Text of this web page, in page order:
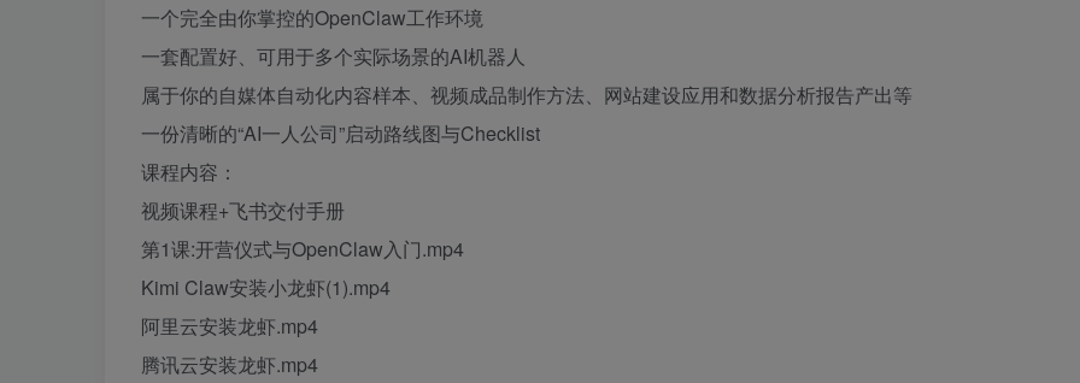
一个完全由你掌控的OpenClaw工作环境
一套配置好、可用于多个实际场景的AI机器人
属于你的自媒体自动化内容样本、视频成品制作方法、网站建设应用和数据分析报告产出等
一份清晰的“AI一人公司”启动路线图与Checklist
课程内容：
视频课程+飞书交付手册
第1课:开营仪式与OpenClaw入门.mp4
Kimi Claw安装小龙虾(1).mp4
阿里云安装龙虾.mp4
腾讯云安装龙虾.mp4